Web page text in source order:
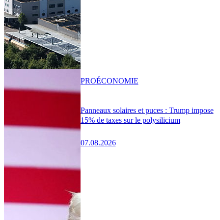
Panneaux solaires et puces : Trump impose
15% de taxes sur le polysilicium
07.08.2026
PROÉCONOMIE